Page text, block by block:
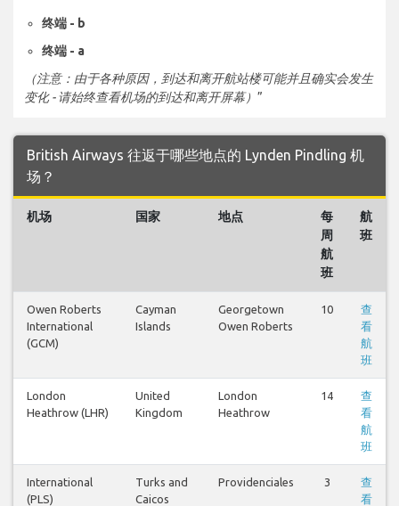
终端 - b
终端 - a
（注意：由于各种原因，到达和离开航站楼可能并且确实会发生
变化 - 请始终查看机场的到达和离开屏幕） ”
British Airways 往返于哪些地点的 Lynden Pindling 机
场？
机场 国家 地点
每
周
航
班
航
班
Owen Roberts
International
(GCM)
Cayman
Islands
Georgetown
Owen Roberts
10
查
看
航
班
London
Heathrow (LHR)
United
Kingdom
London
Heathrow
14
查
看
航
班
International
(PLS)
Turks and
Caicos
Providenciales 3
查
看